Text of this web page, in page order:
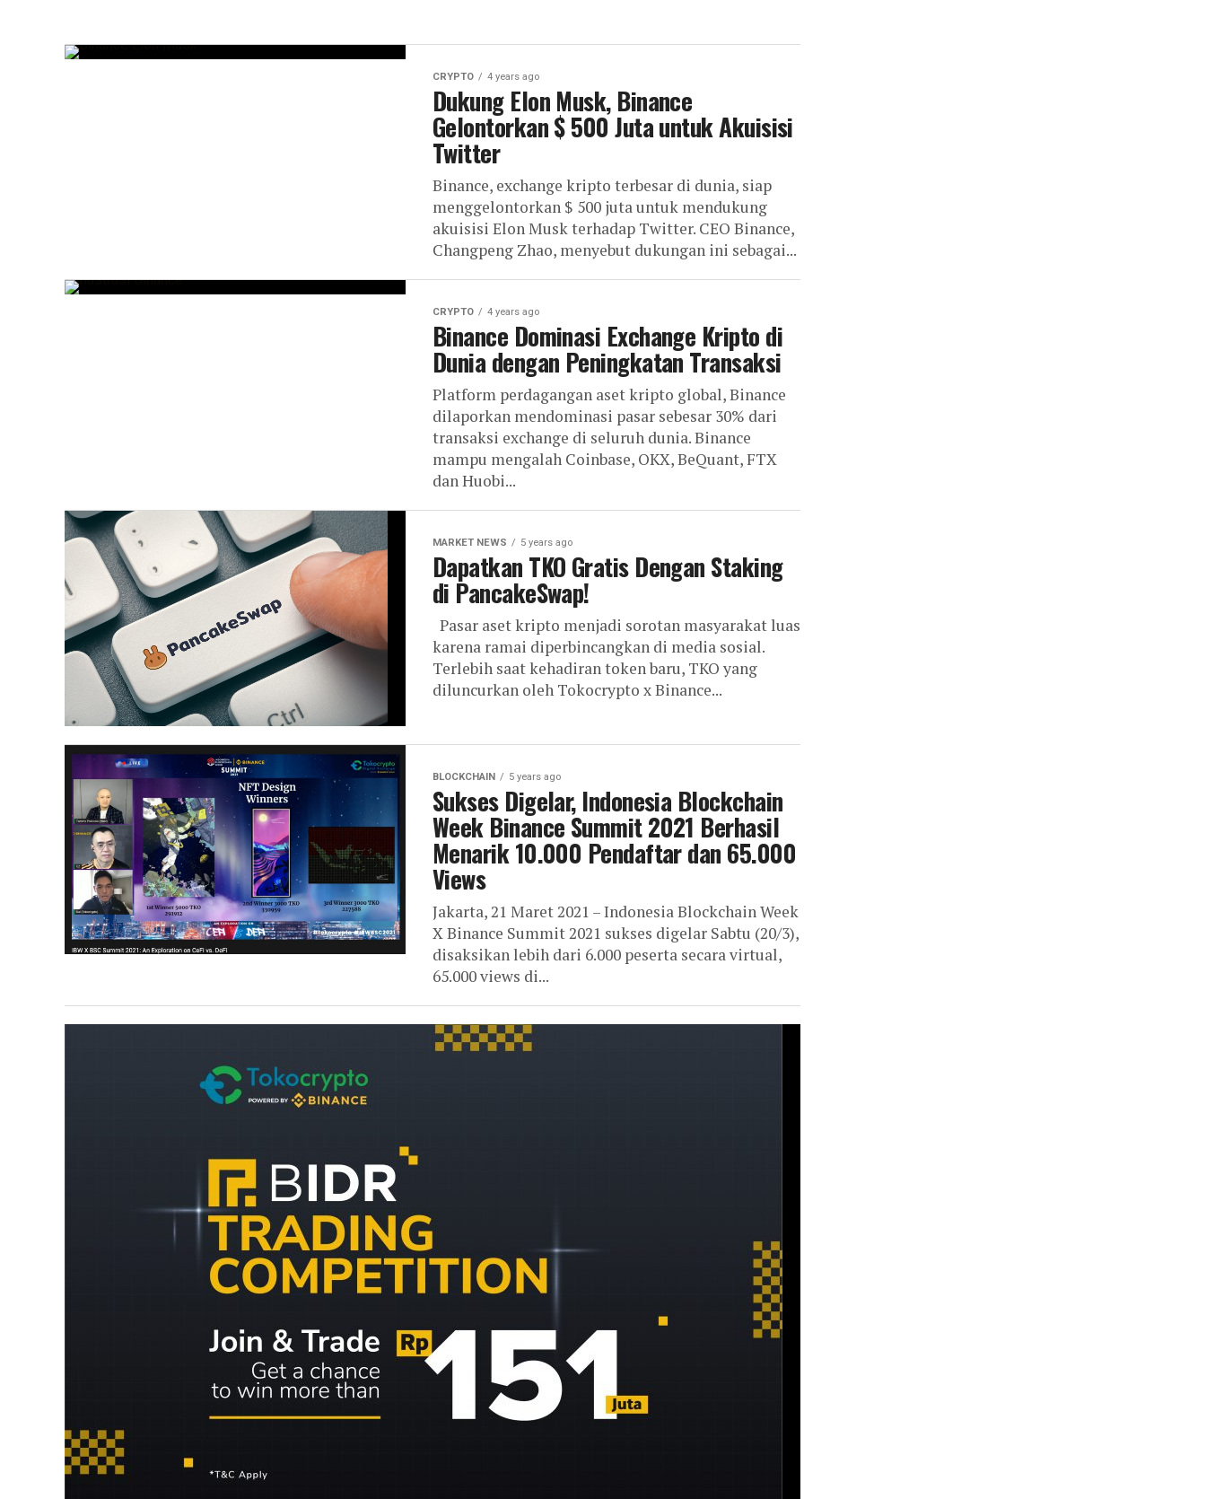
CRYPTO 4 years ago
Dukung Elon Musk, Binance
Gelontorkan $ 500 Juta untuk Akuisisi
Twitter
Binance, exchange kripto terbesar di dunia, siap
menggelontorkan $ 500 juta untuk mendukung
akuisisi Elon Musk terhadap Twitter. CEO Binance,
Changpeng Zhao, menyebut dukungan ini sebagai...
CRYPTO 4 years ago
Binance Dominasi Exchange Kripto di
Dunia dengan Peningkatan Transaksi
Platform perdagangan aset kripto global, Binance
dilaporkan mendominasi pasar sebesar 30% dari
transaksi exchange di seluruh dunia. Binance
mampu mengalah Coinbase, OKX, BeQuant, FTX
dan Huobi...
MARKET NEWS 5 years ago
Dapatkan TKO Gratis Dengan Staking
di PancakeSwap!
Pasar aset kripto menjadi sorotan masyarakat luas
karena ramai diperbincangkan di media sosial.
Terlebih saat kehadiran token baru, TKO yang
diluncurkan oleh Tokocrypto x Binance...
BLOCKCHAIN 5 years ago
Sukses Digelar, Indonesia Blockchain
Week Binance Summit 2021 Berhasil
Menarik 10.000 Pendaftar dan 65.000
Views
Jakarta, 21 Maret 2021 – Indonesia Blockchain Week
X Binance Summit 2021 sukses digelar Sabtu (20/3),
disaksikan lebih dari 6.000 peserta secara virtual,
65.000 views di...